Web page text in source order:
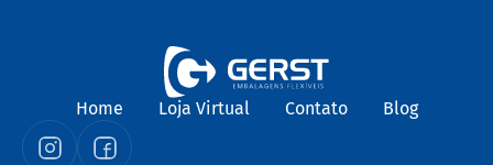
Home Loja Virtual Contato Blog